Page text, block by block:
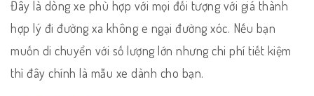
Đây là dòng xe phù hợp với mọi đối tượng với giá thành
hợp lý đi đường xa không e ngại đường xóc. Nếu bạn
muốn di chuyển với số lượng lớn nhưng chi phí tiết kiệm
thì đây chính là mẫu xe dành cho bạn.